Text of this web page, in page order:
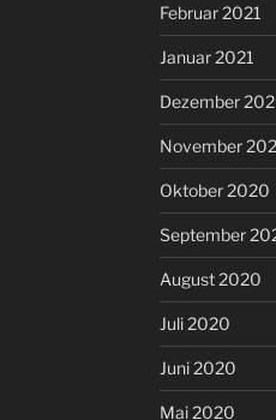
Februar 2021
Januar 2021
Dezember
November
Oktober 2020
September
August 2020
Juli 2020
Juni 2020
Mai 2020